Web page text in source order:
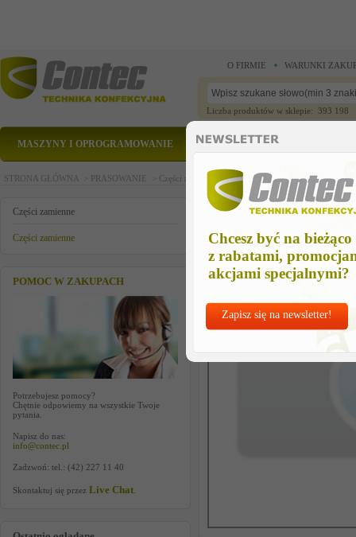
Chcesz być na bieżąco
z rabatami,
akcjami specjalnymi?
Zapisz się na newsletter!
O FIRMIE WARUNKI
Liczba produktów w sklepie: 393 198
MASZYNY I OPROGRAMOWANIE CZĘŚCI ZAMIENNE
STRONA GŁÓWNA > PRASOWANIE > Części zamienne >Części zamienne > regulator
Części zamienne
Części zamienne
POMOC W ZAKUPACH
Potrzebujesz pomocy?
Chętnie odpowiemy na wszystkie Twoje
pytania.
Napisz do nas:
info@contec.pl
Zadzwoń: tel.: (42) 227 11 40
Skontaktuj się przez Live Chat
regulator cisnienia